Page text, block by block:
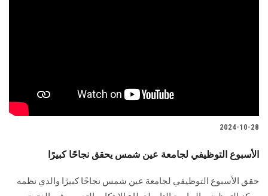
2024-10-28
الأسبوع التوظيفي لجامعة عين شمس يحقق نجاحًا كبيرًا
حقق الأسبوع التوظيفي لجامعة عين شمس نجاحًا كبيرًا والذي نظمه